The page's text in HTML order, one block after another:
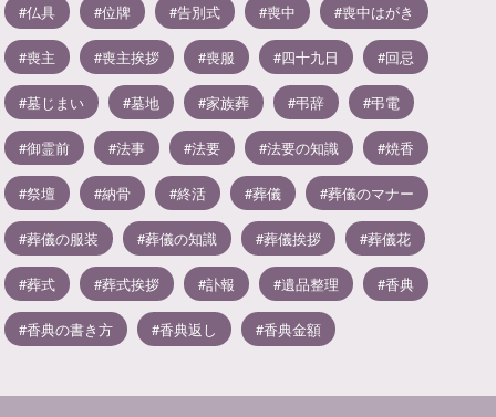
仏具 位牌 告別式 喪中 喪中はがき
喪主 喪主挨拶 喪服 四十九日 回忌
墓じまい 墓地 家族葬 弔辞 弔電
御霊前 法事 法要 法要の知識 焼香
祭壇 納骨 終活 葬儀 葬儀のマナー
葬儀の服装 葬儀の知識 葬儀挨拶 葬儀花
葬式 葬式挨拶 訃報 遺品整理 香典
香典の書き方 香典返し 香典金額